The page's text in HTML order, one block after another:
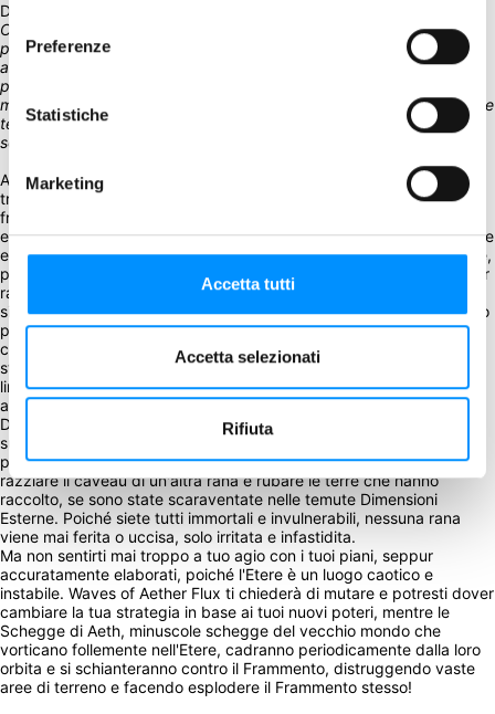
consenso
Preferenze
Statistiche
Marketing
Accetta tutti
Accetta selezionati
Rifiuta
Descrizione
Cosmic Frog è un gioco di raccolta, combattimento e furto su scala
planetaria. Ogni giocatore controlla una creatura simile a una rana
alta due miglia, immortale e invulnerabile che esiste esclusivamente
per raccogliere terreno dai Frammenti di Aeth, i frammenti di un
mondo andato in frantumi molto tempo fa. I Primi cercano di usare le
terre dei Frammenti per ricostruire il mondo di Aeth e le tue rane
sono i loro raccoglitori.
All'inizio del gioco, le tue rane scendono dall'Etere, il mare cosmico
tra i mondi, su un Frammento di Aeth ricco di terreno. Una volta sul
frammento, raccogli la terra e la immagazzini nel tuo enorme
esofago. Quando la tua gola è sufficientemente piena, salti nell'Etere
e vomiti il ​​contenuto della tua gola nel tuo caveau interdimensionale,
per l'immagazzinamento permanente, quindi torni al Frammento per
raccogliere altra terra. Sebbene la missione collettiva delle tue rane
sia quella di raccogliere più terra possibile per i Primi, il tuo obiettivo
privato è dimostrare di essere il più grande dei loro raccoglitori,
consegnando loro il caveau più prezioso. Per fare ciò, devi riempire
strategicamente il tuo caveau in modo da massimizzare sia i set
lineari di terre identiche che la diversità delle terre nel tuo caveau
alla fine del gioco.
Durante la partita, sei libero di stare per conto tuo e concentrarti
sulla raccolta al tuo ritmo... oppure puoi attaccare le altre rane e
provare a prendere le terre direttamente dalle loro gole. Puoi anche
razziare il caveau di un'altra rana e rubare le terre che hanno
raccolto, se sono state scaraventate nelle temute Dimensioni
Esterne. Poiché siete tutti immortali e invulnerabili, nessuna rana
viene mai ferita o uccisa, solo irritata e infastidita.
Ma non sentirti mai troppo a tuo agio con i tuoi piani, seppur
accuratamente elaborati, poiché l'Etere è un luogo caotico e
instabile. Waves of Aether Flux ti chiederà di mutare e potresti dover
cambiare la tua strategia in base ai tuoi nuovi poteri, mentre le
Schegge di Aeth, minuscole schegge del vecchio mondo che
vorticano follemente nell'Etere, cadranno periodicamente dalla loro
orbita e si schianteranno contro il Frammento, distruggendo vaste
aree di terreno e facendo esplodere il Frammento stesso!